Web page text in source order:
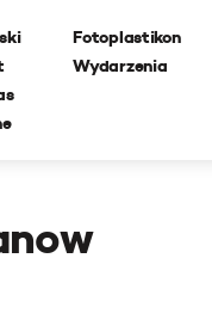
Fotoplastikon
Wydarzenia